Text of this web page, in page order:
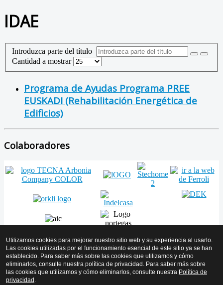
IDAE
Introduzca parte del título
Cantidad a mostrar
Programa de Ayudas Programa PREE
EUSKADI (Rehabilitación Energética de
Edificios)
Colaboradores
Volver arriba
© 2026 AMICYF - Asociación Mantenedores de Instalaciones de
Utilizamos cookies para mejorar nuestro sitio web y su experiencia al usarlo.
Las cookies utilizadas por el funcionamiento esencial de este sitio ya se han
establecido. Para saber más sobre las cookies que utilizamos y cómo
eliminarlos, consulte nuestra política de privacidad. Para saber más sobre
las cookies que utilizamos y cómo eliminarlos, consulte nuestra Política de
privacidad .